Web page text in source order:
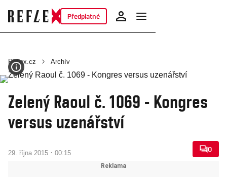
Předplatné
Reflex.cz Archív
Zelený Raoul č. 1069 - Kongres
versus uzenářství
29. října 2015 · 00:15 0